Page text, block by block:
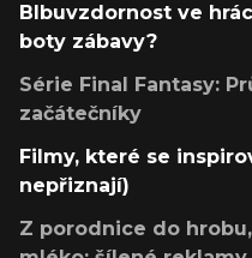
Blbuvzdornost ve
boty zábavy?
Série Final Fantasy:
začátečníky
Filmy, které se
nepřiznají)
Z porodnice do